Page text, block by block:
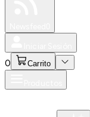
0 Carrito